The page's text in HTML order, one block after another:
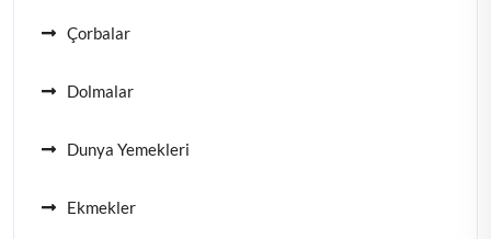
Çorbalar
Dolmalar
Dunya Yemekleri
Ekmekler